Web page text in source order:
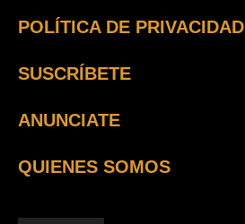
POLÍTICA DE PRIVACIDAD
SUSCRÍBETE
ANUNCIATE
QUIENES SOMOS